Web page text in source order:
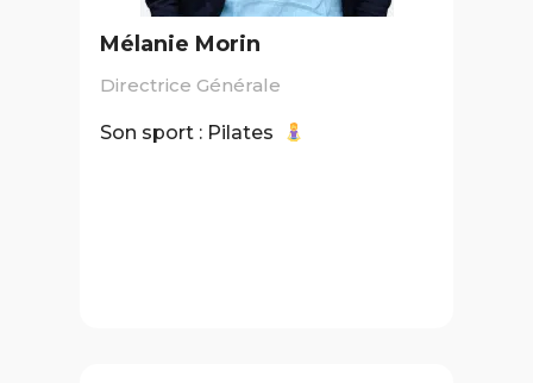
Mélanie Morin
Directrice Générale
Son sport : Pilates